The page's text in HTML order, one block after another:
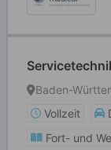
Baden-
Vollzeit
Fort- und